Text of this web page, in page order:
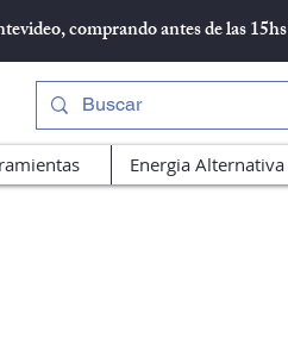
comprando antes de las 15hs
Energia Alternativa